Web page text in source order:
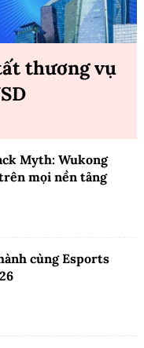
thương vụ
Myth: Wukong
mọi nền tảng
cùng Esports